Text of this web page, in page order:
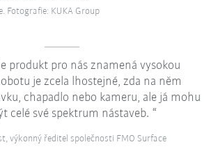
Fotografie: KUKA Group
produkt pro nás znamená vysokou
je zcela lhostejné, zda na něm
chapadlo nebo kameru, ale já mohu
celé své spektrum nástaveb.
výkonný ředitel společnosti FMO Surface